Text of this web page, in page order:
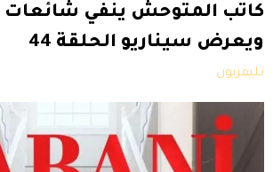
كاتب المتوحش ينفي شائعات
ويعرض سيناريو الحلقة 44
تليفزيون